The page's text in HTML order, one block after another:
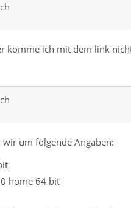
komme ich mit dem link
um folgende Angaben:
home 64 bit